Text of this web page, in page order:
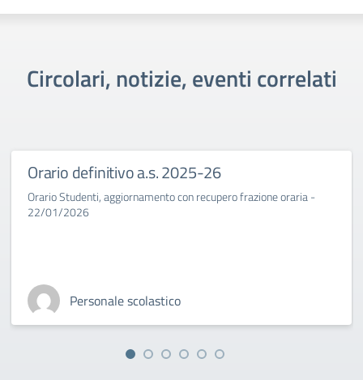
Circolari, notizie, eventi correlati
Orario definitivo a.s. 2025-26
Orario Studenti, aggiornamento con recupero frazione oraria -
22/01/2026
Personale scolastico